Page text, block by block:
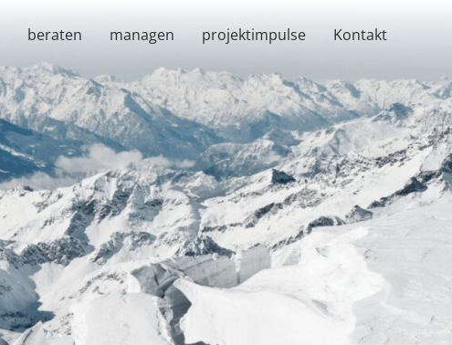
beraten managen projektimpulse Kontakt